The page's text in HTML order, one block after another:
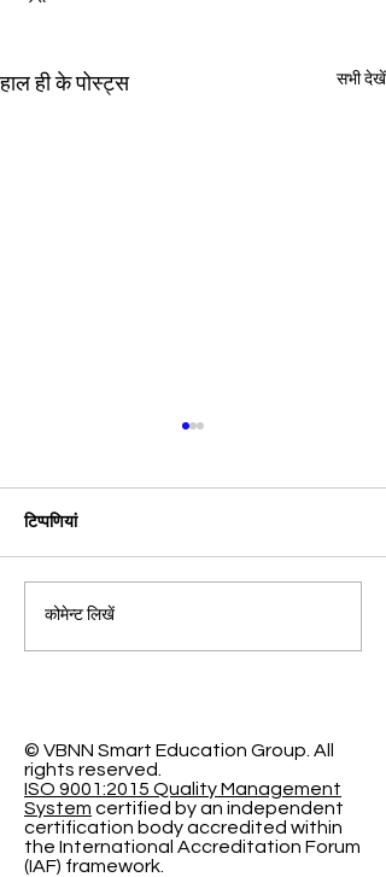
हाल ही के पोस्ट्स सभी देखें
संभाव्य मॉडलिंग में प्रगति:
वर्गीकरण सटीकता पर नया शोध
टिप्पणियां
कोमेन्ट लिखें
© VBNN Smart Education Group. All
rights reserved.
ISO 9001:2015 Quality Management
System certified by an independent
certification body accredited within
the International Accreditation Forum
(IAF) framework.